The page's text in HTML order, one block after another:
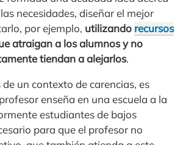
necesidades, diseñar el mejor
por ejemplo, utilizando recursos
atraigan a los alumnos y no
tiendan a alejarlos.
un contexto de carencias, es
enseña en una escuela a la
estudiantes de bajos
para que el profesor no